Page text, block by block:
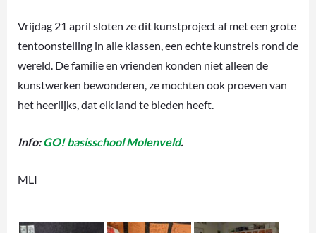
Vrijdag 21 april sloten ze dit kunstproject af met een grote
tentoonstelling in alle klassen, een echte kunstreis rond de
wereld. De familie en vrienden konden niet alleen de
kunstwerken bewonderen, ze mochten ook proeven van
het heerlijks, dat elk land te bieden heeft.
Info:GO! basisschool Molenveld.
MLI